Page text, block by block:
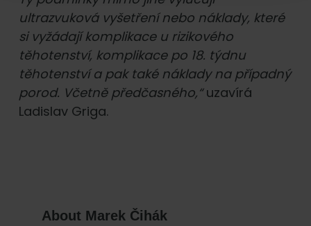
ultrazvuková vyšetření nebo náklady, které
si vyžádají komplikace u rizikového
těhotenství, komplikace po 18. týdnu
těhotenství a pak také náklady na případný
porod. Včetně předčasného,“uzavírá
Ladislav Griga.
About Marek Čihák